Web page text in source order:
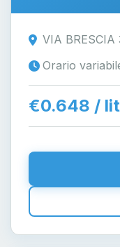
VIA BRESCIA
Orario
€0.648 /